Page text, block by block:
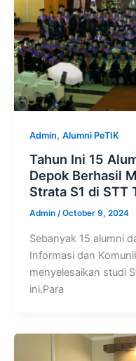
Admin, Alumni PeTIK
Tahun Ini 15
Depok Berhasil
Strata S1 di STT
Admin /October 9, 2024
Sebanyak 15 alumni
Informasi dan
menyelesaikan studi
ini.Para